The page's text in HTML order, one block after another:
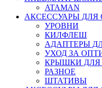
ATAMAN
АКСЕССУАРЫ ДЛЯ
УРОВНИ
КИЛФЛЕШ
АДАПТЕРЫ
УХОД ЗА
КРЫШКИ ДЛЯ
РАЗНОЕ
ШТАТИВЫ